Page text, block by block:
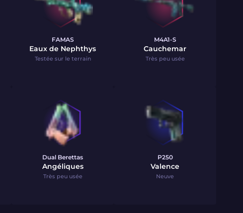
FAMAS
Eaux de Nephthys
Testée sur le terrain
M4A1-S
Cauchemar
Très peu usée
Dual Berettas
Angéliques
Très peu usée
P250
Valence
Neuve